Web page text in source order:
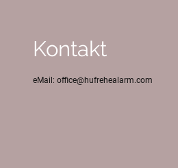
Kontakt
eMail: office@hufrehealarm.com